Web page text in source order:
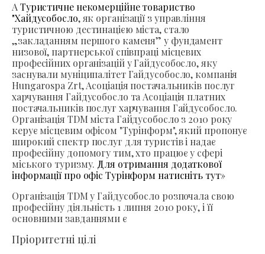
A Туристичне некомерційне товариство
"Хайдусобосло, як організації з управління
туристичною дестинацією міста, стало
„закладанням першого каменя” у фундамент
низової, партнерської співпраці місцевих
професійних організацій у Гайдусобосло, яку
заснували муніципалітет Гайдусобосло, компанія
Hungarospa Zrt, Асоціація постачальників послуг
харчування Гайдусобосло та Асоціація платних
постачальників послуг харчування Гайдусобосло.
Організація TDM міста Гайдусобосло з 2010 року
керує місцевим офісом "Турінформ", який пропонує
широкий спектр послуг для туристів і надає
професійну допомогу тим, хто працює у сфері
міського туризму. Для отримання додаткової
інформації про офіс Турінформ натисніть тут»
Організація TDM у Гайдусобосло розпочала свою
професійну діяльність 1 липня 2010 року, і її
основними завданнями є
Пріоритетні цілі